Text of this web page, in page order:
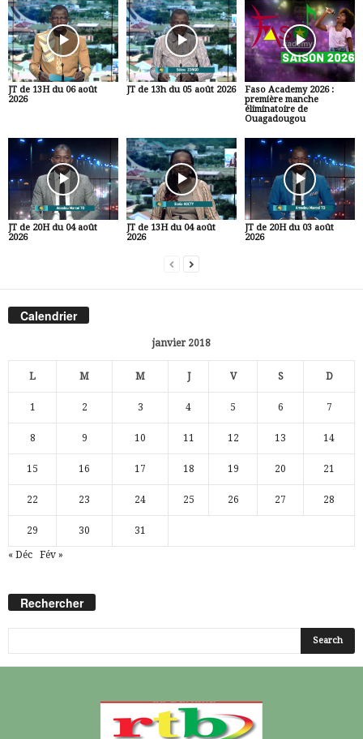
JT de 13H du 06 août
2026
JT de 13h du 05 août 2026
Faso Academy 2026 :
première manche
éliminatoire de
Ouagadougou
JT de 20H du 04 août
2026
JT de 13H du 04 août
2026
JT de 20H du 03 août
2026
Calendrier
janvier 2018
L M M J V S D
1 2 3 4 5 6 7
8 9 10 11 12 13 14
15 16 17 18 19 20 21
22 23 24 25 26 27 28
29 30 31
« Déc Fév »
Rechercher